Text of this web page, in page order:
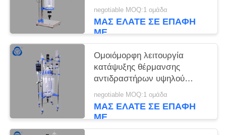
αντιδραστήρας γυαλιού
στρώματος explosionproof
negotiable MOQ:1 ομάδα
ΜΑΣ ΕΛΆΤΕ ΣΕ ΕΠΑΦΉ
ΜΕ
Ομοιόμορφη λειτουργία
κατάψυξης θέρμανσης
αντιδραστήρων υψηλού
γυαλιού ανταλλαγής
εξατομικεύσιμη
negotiable MOQ:1 ομάδα
ΜΑΣ ΕΛΆΤΕ ΣΕ ΕΠΑΦΉ
ΜΕ